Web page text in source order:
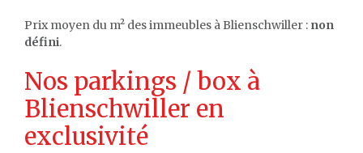
Prix moyen du m² des immeubles à Blienschwiller : non
défini.
Nos parkings / box à
Blienschwiller en
exclusivité